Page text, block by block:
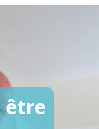
,
être
,